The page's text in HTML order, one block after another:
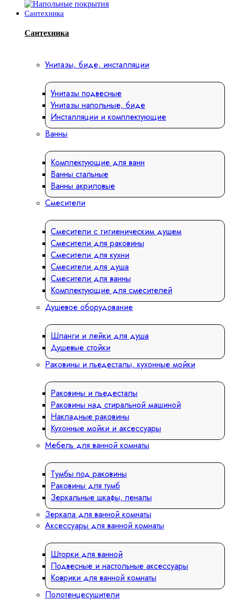
Сантехника
Сантехника
Унитазы, биде, инсталляции
Унитазы подвесные
Унитазы напольные, биде
Инсталляции и комплектующие
Ванны
Комплектующие для ванн
Ванны стальные
Ванны акриловые
Смесители
Смесители с гигиеническим душем
Смесители для раковины
Смесители для кухни
Смесители для душа
Смесители для ванны
Комплектующие для смесителей
Душевое оборудование
Шланги и лейки для душа
Душевые стойки
Раковины и пьедесталы, кухонные мойки
Раковины и пьедесталы
Раковины над стиральной машиной
Накладные раковины
Кухонные мойки и аксессуары
Мебель для ванной комнаты
Тумбы под раковины
Раковины для тумб
Зеркальные шкафы, пеналы
Зеркала для ванной комнаты
Аксессуары для ванной комнаты
Шторки для ванной
Подвесные и настольные аксессуары
Коврики для ванной комнаты
Полотенцесушители